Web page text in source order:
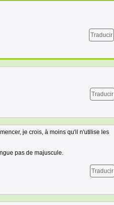
Traducir
Traducir
je crois, à moins qu'il n'utilise les
pas de majuscule.
Traducir